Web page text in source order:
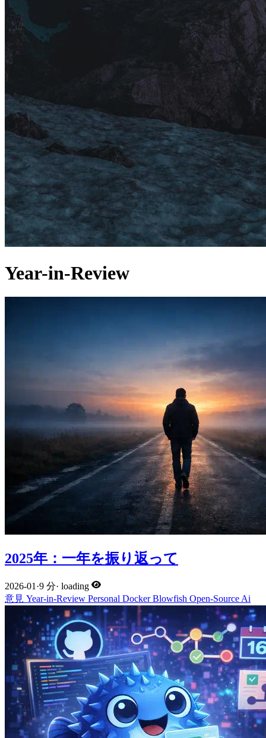
Year-in-Review
2025年：一年を振り返って
2026-01 ·9 分· loading
意見 Year-in-Review Personal DockerBlowfish Open-Source Ai